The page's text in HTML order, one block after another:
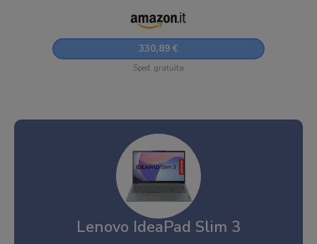
Tastiera Italiana - Arctic Grey
330,89 €
Sped. gratuita
Lenovo IdeaPad Slim 3